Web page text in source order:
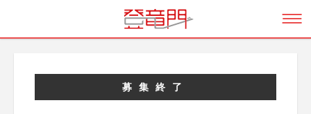
募集終了